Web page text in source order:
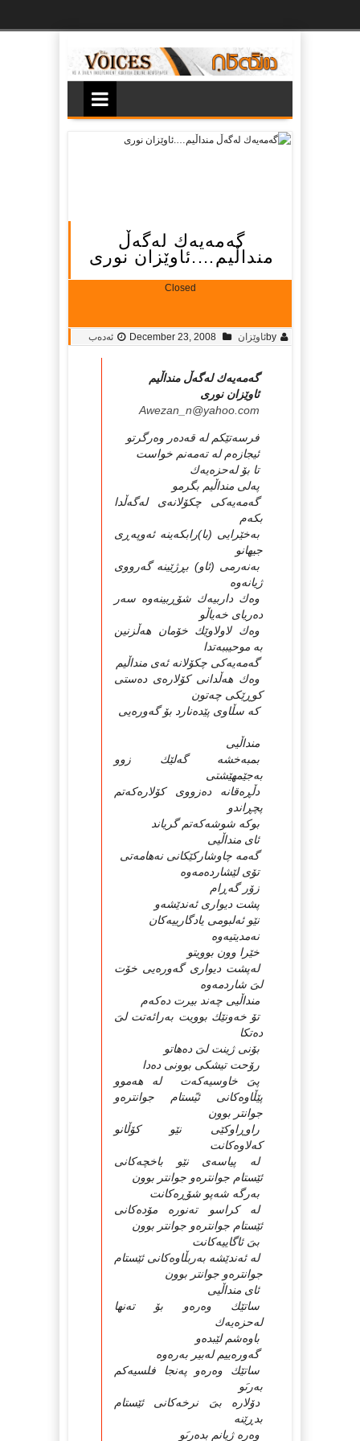
گەمەیەك لەگەڵ
منداڵیم….ئاوێزان نورى
Closed
byئاوێزان December 23, 2008 ئەدەب
گەمەیەك لەگەڵ منداڵیم
ئاوێزان نورى
Awezan_n@yahoo.com
فرسەتێكم لە قەدەر وەرگرتو
ئیجازەم لە تەمەنم خواست
تا بۆ لەحزەیەك
پەلى منداڵیم بگرمو
گەمەیەكى چكۆلانەى لەگەڵدا
بكەم
بەخێرایى (با)رابكەینە ئەوپەڕى
جیهانو
بەنەرمى (ئاو) بڕژێینە گەرووى
ژیانەوە
وەك داربیەك شۆڕبینەوە سەر
دەریاى خەیاڵو
وەك لاولاوێك خۆمان هەڵزنین
بە موحیببەتدا
گەمەیەكى چكۆلانە ئەى منداڵیم
وەك هەڵدانى كۆلارەى دەستى
كوڕێكى چەتون
كە سڵاوى پێدەنارد بۆ گەورەیى
منداڵیى
بمبەخشە گەلێك زوو
بەجێمهێشتى
دڵڕەقانە دەزووى كۆلارەكەتم
پچڕاندو
بوكە شوشەكەتم گریاند
ئاى منداڵیى
گەمە چاوشاركێكانى نەهامەتى
تۆى لێشاردەمەوە
زۆر گەڕام
پشت دیوارى ئەندێشەو
نێو ئەلبومى یادگارییەكان
نەمدیتیەوە
خێرا وون بوویتو
لەپشت دیوارى گەورەیى خۆت
لىَ شاردمەوە
منداڵیى چەند بیرت دەكەم
تۆ خەونێك بوویت بەرائەتت لىَ
دەتكا
بۆنى ژینت لىَ دەهاتو
رۆحت تیشكى بوونى دەدا
پىَ خاوسیەكەت لە هەموو
پێڵاوەكانى ئیًستام جوانترەو
جوانتر بوون
راوڕاوكێى نێو كۆڵانو
كەلاوەكانت
لە پیاسەى نێو باخچەكانى
ئێستام جوانترەو جوانتر بوون
بەرگە شەپو شۆڕەكانت
لە كراسو تەنورە مۆدەكانى
ئێستام جوانترەو جوانتر بوون
بىَ ئاگاییەكانت
لە ئەندێشە بەربڵاوەكانى ئێستام
جوانترەو جوانتر بوون
ئاى منداڵیى
ساتێك وەرەو بۆ تەنها
لەحزەیەك
باوەشم لێبدەو
گەورەییم لەبیر بەرەوە
ساتێك وەرەو پەنجا فلسیەكم
بەرىَو
دۆلارە بىَ نرخەكانى ئێستام
بدڕێنە
وەرە ژیانم بدەرىَو